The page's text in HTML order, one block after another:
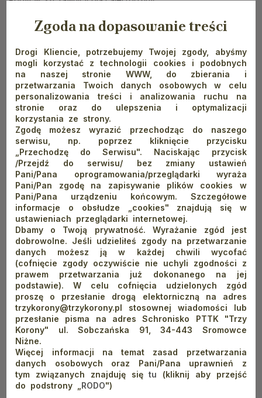
Szczawnica to miejsce idealne na wypoczynek bez względu
miesięcy w roku. Wystarczy wykorzystać drzemiący
w miejscowości potencjał. Najciekawszą i do tego najtańszą
(bo bezpłatną) rozrywkę stanowią wędrówki po Pienińskim
Parku Narodowym. Nie ma lepszego sposobu na pobyt
w Szczawnicy. Jeśli jednak dzieci pragną przede wszystkim
zabawy, można skorzystać z co prawda płatnych, ale
niedrogich rozwiązań, takich jak basen termalny, park linowy,
nauka jazdy na nartach i wiele innych!
Rodzinne wakacje w górach z dziećmi są możliwe i mogą
należeć do niskobudżetowych: skorzystaj z naszej oferty oraz
sugerowanych podpowiedzi. Zalicz najbliższe wakacje
do udanych i zarazem oszczędnych!
AUTOR: MACIEJ OGRODOWICZ
Zgoda na dopasowanie treści
Drogi Kliencie, potrzebujemy Twojej zgody, abyśmy
mogli korzystać z technologii cookies i podobnych
na naszej stronie WWW, do zbierania i
przetwarzania Twoich danych osobowych w celu
personalizowania treści i analizowania ruchu na
stronie oraz do ulepszenia i optymalizacji
korzystania ze strony.
Zgodę możesz wyrazić przechodząc do naszego
serwisu, np. poprzez kliknięcie przycisku
„Przechodzę do Serwisu". Naciskając przycisk
/Przejdź do serwisu/ bez zmiany ustawień
Pani/Pana oprogramowania/przeglądarki wyraża
Pani/Pan zgodę na zapisywanie plików cookies w
Pani/Pana urządzeniu końcowym. Szczegółowe
informacje o obsłudze „cookies" znajdują się w
ustawieniach przeglądarki internetowej.
Dbamy o Twoją prywatność. Wyrażanie zgód jest
dobrowolne. Jeśli udzieliłeś zgody na przetwarzanie
danych możesz ją w każdej chwili wycofać
(cofnięcie zgody oczywiście nie uchyli zgodności z
prawem przetwarzania już dokonanego na jej
podstawie). W celu cofnięcia udzielonych zgód
proszę o przesłanie drogą elektorniczną na adres
trzykorony@trzykorony.pl stosownej wiadomości lub
przesłanie pisma na adres Schronisko PTTK "Trzy
Korony" ul. Sobczańska 91, 34-443 Sromowce
Niżne.
Więcej informacji na temat zasad przetwarzania
danych osobowych oraz Pani/Pana uprawnień z
tym związanych znajduję siętu (kliknij aby przejść
do podstrony „ RODO")